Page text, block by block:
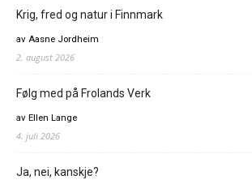
Krig, fred og natur i Finnmark
av Aasne Jordheim
2. august 2026
Følg med på Frolands Verk
av Ellen Lange
4. juli 2026
Ja, nei, kanskje?